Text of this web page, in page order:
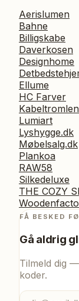
Aerislumen
Bahne
Billigskabe
Daverkosen
Designhome
Ellume
HC Farver
Lumiart
Lyshygge.dk
Møbelsalg.dk
Plankoa
RAW58
Silkedeluxe
THE COZY
FÅ BESKED
Gå aldrig
Tilmeld dig
koder.